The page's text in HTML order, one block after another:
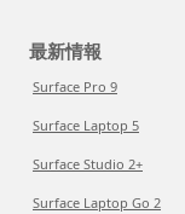
最新情報
Surface Pro 9
Surface Laptop 5
Surface Studio 2+
Surface Laptop Go 2